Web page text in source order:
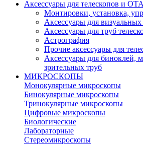
Аксессуары для телескопов и ОТА
Монтировки, установка,
Аксессуары для
Аксессуары для труб
Астрография
Прочие аксессуары для
Аксессуары для биноклей,
зрительных труб
МИКРОСКОПЫ
Монокулярные микроскопы
Бинокулярные микроскопы
Тринокулярные микроскопы
Цифровые микроскопы
Биологические
Лабораторные
Стереомикроскопы